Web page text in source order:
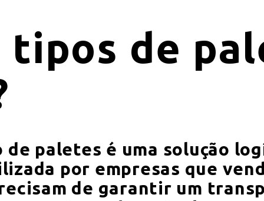
tipos de
de paletes é uma solução
por empresas que
de garantir um